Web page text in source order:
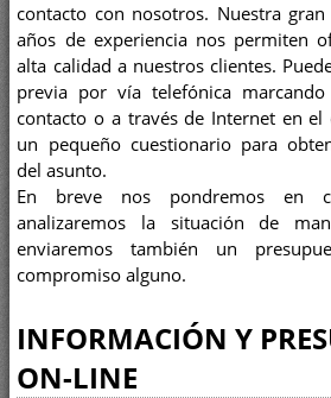
contacto con nosotros. Nuestra
años de experiencia nos permiten
alta calidad a nuestros clientes.
previa por vía telefónica
contacto o a través de Internet en
un pequeño cuestionario para
del asunto.
En breve nos pondremos en
analizaremos la situación de
enviaremos también un
compromiso alguno.
INFORMACIÓN Y
ON-LINE